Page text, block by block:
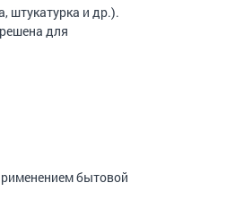
штукатурка и др.).
для
бытовой